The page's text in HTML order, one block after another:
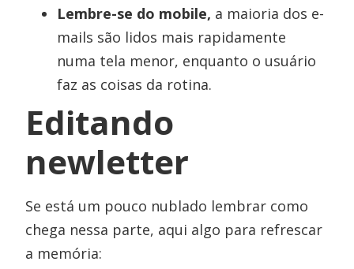
Lembre-se do mobile, a maioria dos e-
mails são lidos mais rapidamente
numa tela menor, enquanto o usuário
faz as coisas da rotina.
Editando
newletter
Se está um pouco nublado lembrar como
chega nessa parte, aqui algo para refrescar
a memória: